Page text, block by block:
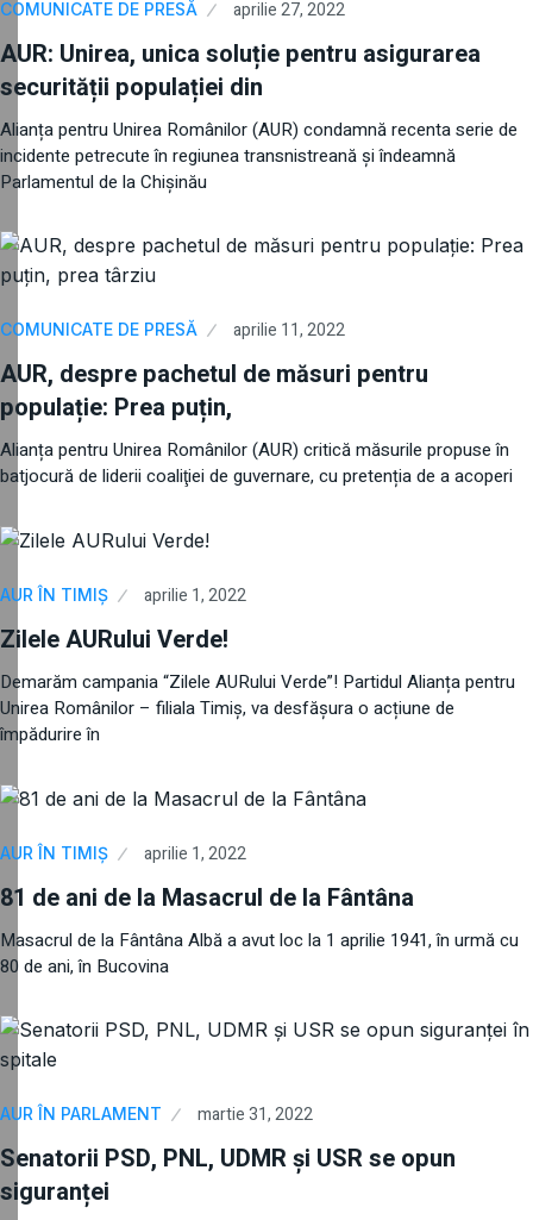
COMUNICATE DE PRESĂ aprilie 27, 2022
AUR: Unirea, unica soluție pentru asigurarea
securității populației din
Alianța pentru Unirea Românilor (AUR) condamnă recenta serie de
incidente petrecute în regiunea transnistreană și îndeamnă
Parlamentul de la Chișinău
COMUNICATE DE PRESĂ aprilie 11, 2022
AUR, despre pachetul de măsuri pentru
populație: Prea puțin,
Alianța pentru Unirea Românilor (AUR) critică măsurile propuse în
batjocură de liderii coaliţiei de guvernare, cu pretenția de a acoperi
AUR ÎN TIMIȘ aprilie 1, 2022
Zilele AURului Verde!
Demarăm campania “Zilele AURului Verde”! Partidul Alianța pentru
Unirea Românilor – filiala Timiş, va desfășura o acțiune de
împădurire în
AUR ÎN TIMIȘ aprilie 1, 2022
81 de ani de la Masacrul de la Fântâna
Masacrul de la Fântâna Albă a avut loc la 1 aprilie 1941, în urmă cu
80 de ani, în Bucovina
AUR ÎN PARLAMENT martie 31, 2022
Senatorii PSD, PNL, UDMR și USR se opun
siguranței